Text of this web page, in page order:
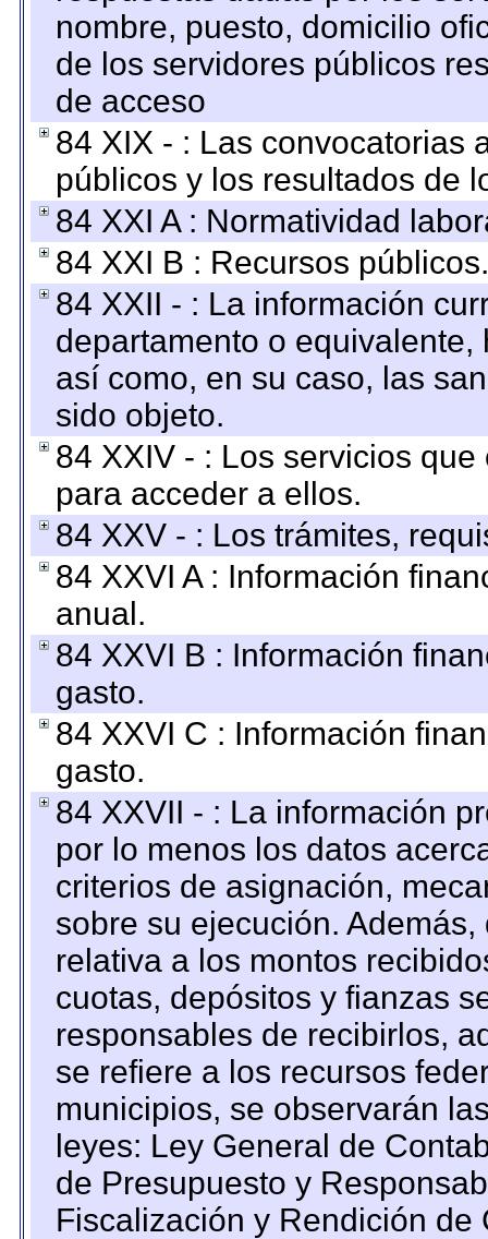
nombre, puesto, domicilio
de los servidores públicos
de acceso
84 XIX - : Las convocatorias
públicos y los resultados de
84 XXI A : Normatividad
84 XXI B : Recursos públicos.
84 XXII - : La información
departamento o
así como, en su caso, las
sido objeto.
84 XXIV - : Los servicios
para acceder a ellos.
84 XXV - : Los trámites,
84 XXVI A : Información
anual.
84 XXVI B : Información
gasto.
84 XXVI C : Información
gasto.
84 XXVII - : La información
por lo menos los datos
criterios de asignación,
sobre su ejecución.
relativa a los montos
cuotas, depósitos y fianzas
responsables de recibirlos,
se refiere a los recursos
municipios, se observarán
leyes: Ley General de
de Presupuesto y
Fiscalización y Rendición